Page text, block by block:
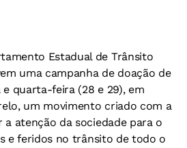
Estadual de Trânsito
uma campanha de doação de
e quarta-feira (28 e 29), em
um movimento criado com a
atenção da sociedade para o
e feridos no trânsito de todo o